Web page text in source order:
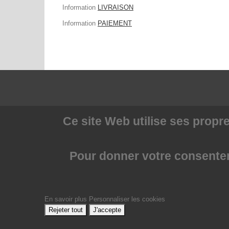
Information LIVRAISON
Information PAIEMENT
Ce site Web utilise ses
Pour donner votre
En savoir plus Personnaliser les cookies
Rejeter tout
J'accepte